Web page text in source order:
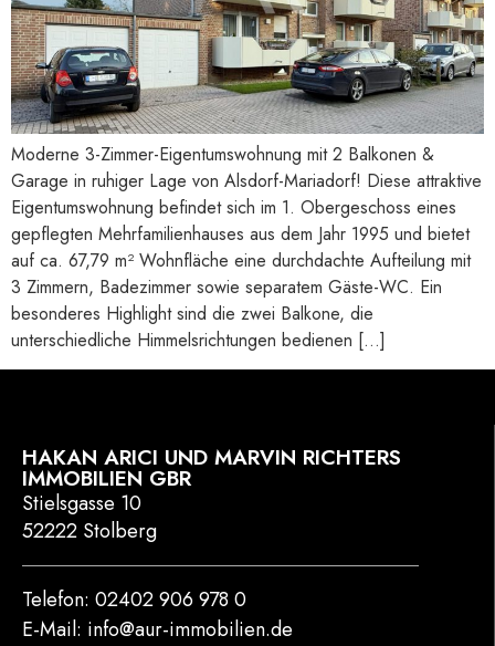
Moderne 3-Zimmer-Eigentumswohnung mit 2 Balkonen &
Garage in ruhiger Lage von Alsdorf-Mariadorf! Diese attraktive
Eigentumswohnung befindet sich im 1. Obergeschoss eines
gepflegten Mehrfamilienhauses aus dem Jahr 1995 und bietet
auf ca. 67,79 m² Wohnfläche eine durchdachte Aufteilung mit
3 Zimmern, Badezimmer sowie separatem Gäste-WC. Ein
besonderes Highlight sind die zwei Balkone, die
unterschiedliche Himmelsrichtungen bedienen […]
HAKAN ARICI UND MARVIN RICHTERS
IMMOBILIEN GBR
Stielsgasse 10
52222 Stolberg
Telefon: 02402 906 978 0
E-Mail: info@aur-immobilien.de